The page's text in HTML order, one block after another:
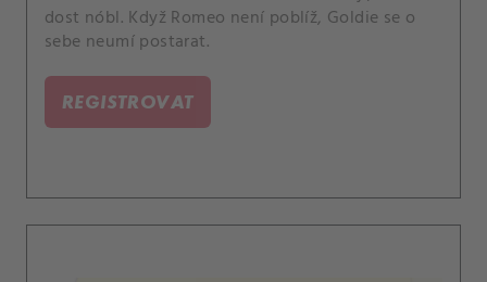
dost nóbl. Když Romeo není poblíž, Goldie se o
sebe neumí postarat.
REGISTROVAT